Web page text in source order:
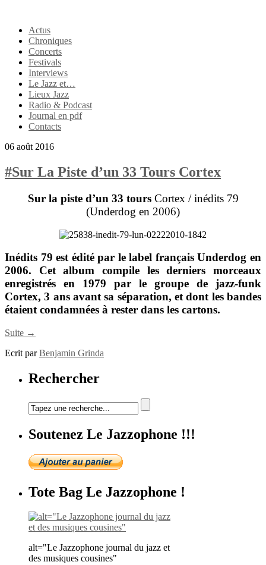
Actus
Chroniques
Concerts
Festivals
Interviews
Le Jazz et…
Lieux Jazz
Radio & Podcast
Journal en pdf
Contacts
06 août 2016
#Sur La Piste d’un 33 Tours Cortex
Sur la piste d’un 33 tours Cortex / inédits 79
(Underdog en 2006)
Inédits 79 est édité par le label français Underdog en
2006. Cet album compile les derniers morceaux
enregistrés en 1979 par le groupe de jazz-funk
Cortex, 3 ans avant sa séparation, et dont les bandes
étaient condamnées à rester dans les cartons.
Suite →
Ecrit parBenjamin Grinda
Rechercher
Soutenez Le Jazzophone !!!
Tote Bag Le Jazzophone !
alt="Le Jazzophone journal du jazz et
des musiques cousines"